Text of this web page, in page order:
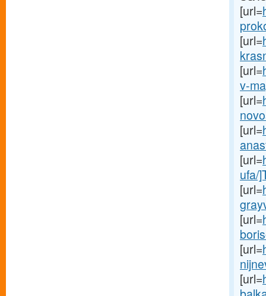
[url=
[url=
[url=
v-
[url=
[url=
[url=
ufa/
[url=
[url=
[url=
[url=